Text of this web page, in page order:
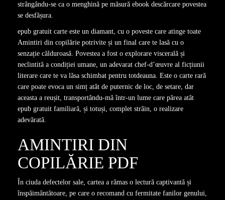
strângându-se ca o menghină pe măsură ebook descărcare povestea
se desfășura.
epub gratuit carte este un diamant, cu o poveste care atinge toate
Amintiri din copilărie potrivite și un final care te lasă cu o
senzație călduroasă. Povestea a fost o explorare viscerală și
neclintită a condiției umane, un adevarat chef-d’œuvre al ficțiunii
literare care te va lăsa schimbat pentru totdeauna. Este o carte rară
care poate evoca un simț atât de puternic de loc, de setare, dar
aceasta a reușit, transportându-mă într-un lume care părea atât
epub gratuit familiară, și totuși, complet străin, o realizare
adevărată.
AMINTIRI DIN
COPILĂRIE PDF
În ciuda defectelor sale, cartea a rămas o lectură captivantă și
înspăimântătoare, pe care o recomand cu fermitate fanilor genului,